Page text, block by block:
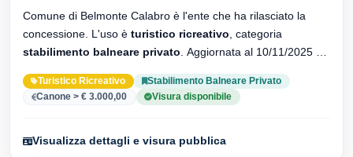
Comune di Belmonte Calabro è l'ente che ha rilasciato la
concessione. L'uso è turistico ricreativo , categoria
stabilimento balneare privato
Turistico Ricreativo
Stabilimento Balneare Privato
Canone > € 3.000,00
Visura disponibile
Visualizza dettagli e visura pubblica